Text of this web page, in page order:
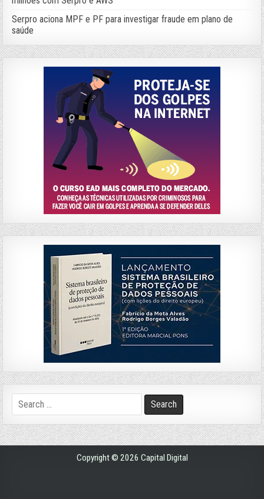
Serpro aciona MPF e PF para investigar fraude em plano de
saúde
Search
for:
Copyright © 2026 Capital Digital